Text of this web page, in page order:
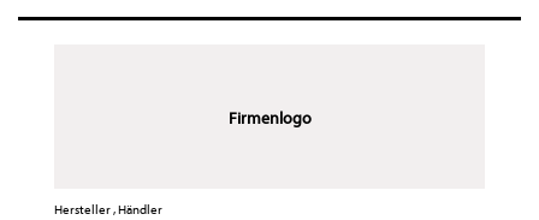
Firmenlogo
Hersteller , Händler